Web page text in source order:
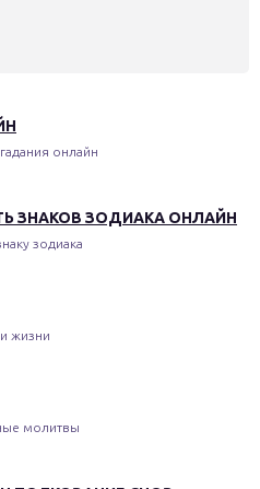
онлайн
ЗНАКОВ ЗОДИАКА ОНЛАЙН
зодиака
жизни
молитвы